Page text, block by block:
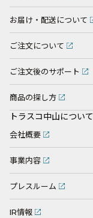
お届け・配送について
ご注文について
ご注文後のサポート
商品の探し方
トラスコ中山について
会社概要
事業内容
プレスルーム
IR情報